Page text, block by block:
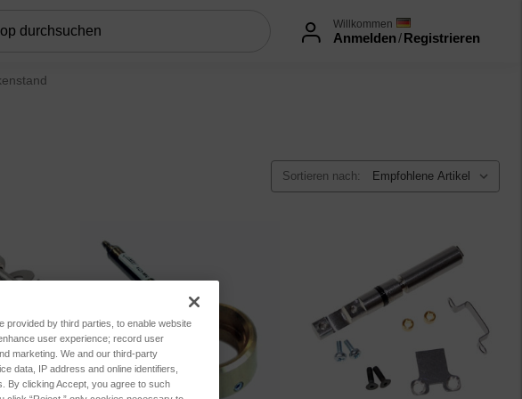
Willkommen
Anmelden/Registrieren
Sortieren nach:
provided by third parties, to enable website
user experience; record user
marketing. We and our third-party
data, IP address and online identifiers,
By clicking Accept, you agree to such